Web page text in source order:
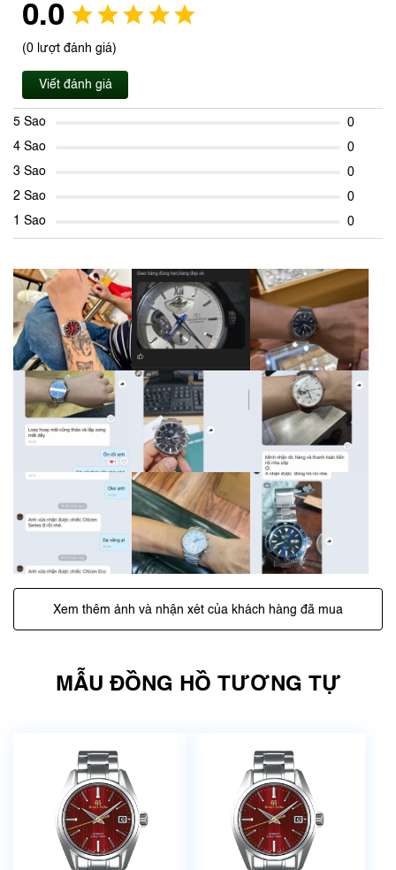
0.0
(0 lượt đánh giá)
Viết đánh giá
5 Sao
0
4 Sao
0
3 Sao
0
2 Sao
0
1 Sao
0
Xem thêm ảnh và nhận xét của khách hàng đã mua
MẪU ĐỒNG HỒ TƯƠNG TỰ